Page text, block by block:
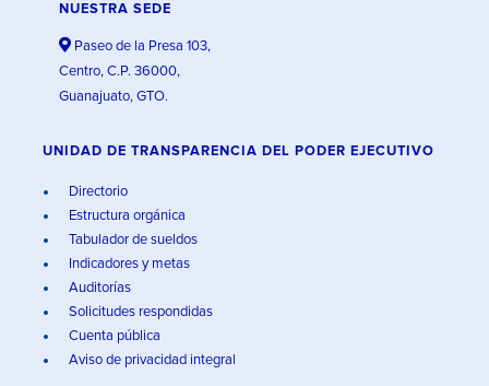
NUESTRA SEDE
Paseo de la Presa 103,
Centro, C.P. 36000,
Guanajuato, GTO.
UNIDAD DE TRANSPARENCIA DEL PODER EJECUTIVO
Directorio
Estructura orgánica
Tabulador de sueldos
Indicadores y metas
Auditorías
Solicitudes respondidas
Cuenta pública
Aviso de privacidad integral